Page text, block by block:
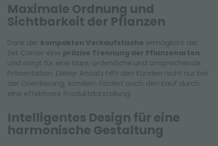
Maximale Ordnung und
Sichtbarkeit der Pflanzen
Dank der kompakten Verkaufstische ermöglicht der
Set Corner eine präzise Trennung der Pflanzenarten
und sorgt für eine klare, ordentliche und ansprechende
Präsentation. Dieser Ansatz hilft den Kunden nicht nur bei
der Orientierung, sondern fördert auch den Kauf durch
eine effektivere Produktdarstellung.
Intelligentes Design für eine
harmonische Gestaltung